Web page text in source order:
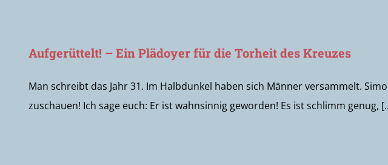
Aufgerüttelt! – Ein Plädoyer für die Torheit des Kreuzes
Man schreibt das Jahr 31. Im Halbdunkel haben sich Männer versammelt.
zuschauen! Ich sage euch: Er ist wahnsinnig geworden! Es ist schlimm genug,